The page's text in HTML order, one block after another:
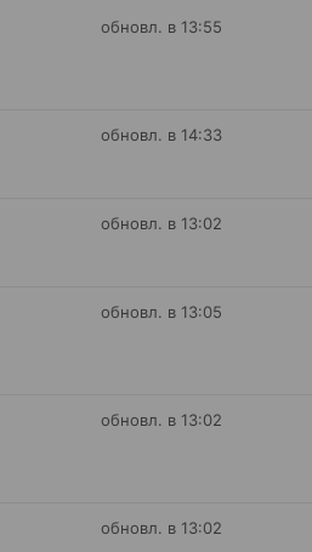
обновл. в 13:55
обновл. в 14:33
обновл. в 13:02
обновл. в 13:05
обновл. в 13:02
обновл. в 13:02